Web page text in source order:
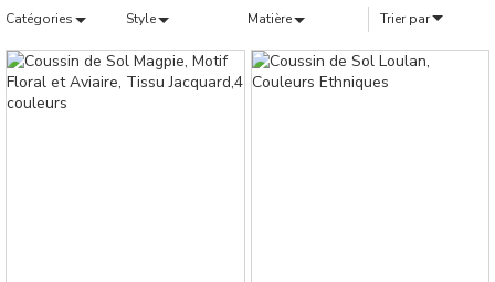
notre gamme de produits est conçue pour porter votre vie à
seulement bien conçus, mais aussi de qualité supérieure,
capables de donner à votre maison une personnalité et un
style uniques. Nous nous efforçons de fournir une solution
Catégories Style Matière Trier par